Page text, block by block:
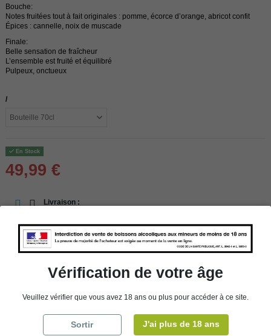
Bouche:
Notes fruitées tout à fait originales : pomme, écorce d’orange, abricot confit
Épices : cannelle, noix de muscade
Finale:
Belle sensation de fraîcheur
L’ensemble est fruité et équilibré
Pulpeux, onctueux
/
En Stock
49,99 €
Livraison :
store
store Choisir un magasin
Ajouter au panier
Vérification de votre âge
Veuillez vérifier que vous avez 18 ans ou plus pour accéder à ce site.
Sortir J'ai plus de 18 ans